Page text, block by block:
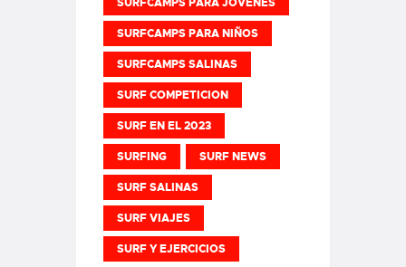
SURFCAMPS PARA NIÑOS
SURFCAMPS SALINAS
SURF COMPETICION
SURF EN EL 2023
SURFING SURF NEWS
SURF SALINAS
SURF VIAJES
SURF Y EJERCICIOS